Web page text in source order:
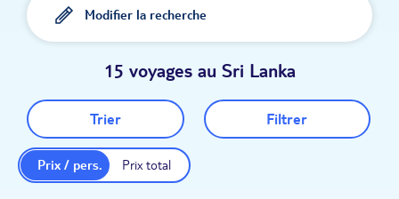
Modifier la recherche
15 voyages au Sri Lanka
Trier Filtrer
Prix total
Prix / pers.